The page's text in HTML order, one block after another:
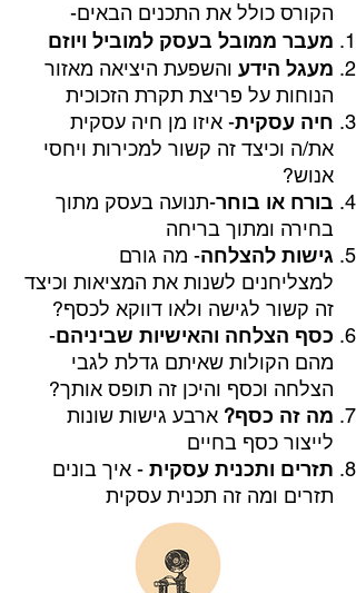
הקורס כולל את התכנים הבאים-
מעבר ממובל בעסק למוביל ויוזם
מעגל הידע והשפעת היציאה מאזור
הנוחות על פריצת תקרת הזכוכית
חיה עסקית- איזו מן חיה עסקית
את/ה וכיצד זה קשור למכירות ויחסי
אנוש?
בורח או בוחר-תנועה בעסק מתוך
בחירה ומתוך בריחה
גישות להצלחה- מה גורם
למצליחנים לשנות את המציאות וכיצד
זה קשור לגישה ולאו דווקא לכסף?
כסף הצלחה והאישיות שביניהם-
מהם הקולות שאיתם גדלת לגבי
הצלחה וכסף והיכן זה תופס אותך?
מה זה כסף? ארבע גישות שונות
לייצור כסף בחיים
תזרים ותכנית עסקית - איך בונים
תזרים ומה זה תכנית עסקית